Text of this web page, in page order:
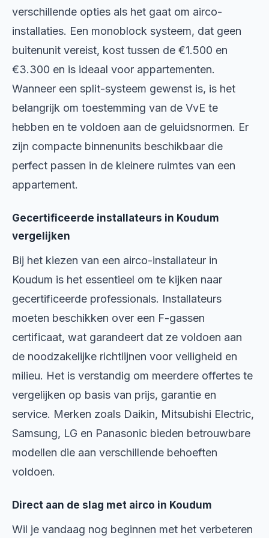
verschillende opties als het gaat om airco-
installaties. Een monoblock systeem, dat geen
buitenunit vereist, kost tussen de €1.500 en
€3.300 en is ideaal voor appartementen.
Wanneer een split-systeem gewenst is, is het
belangrijk om toestemming van de VvE te
hebben en te voldoen aan de geluidsnormen. Er
zijn compacte binnenunits beschikbaar die
perfect passen in de kleinere ruimtes van een
appartement.
Gecertificeerde installateurs in Koudum
vergelijken
Bij het kiezen van een airco-installateur in
Koudum is het essentieel om te kijken naar
gecertificeerde professionals. Installateurs
moeten beschikken over een F-gassen
certificaat, wat garandeert dat ze voldoen aan
de noodzakelijke richtlijnen voor veiligheid en
milieu. Het is verstandig om meerdere offertes te
vergelijken op basis van prijs, garantie en
service. Merken zoals Daikin, Mitsubishi Electric,
Samsung, LG en Panasonic bieden betrouwbare
modellen die aan verschillende behoeften
voldoen.
Direct aan de slag met airco in Koudum
Wil je vandaag nog beginnen met het verbeteren